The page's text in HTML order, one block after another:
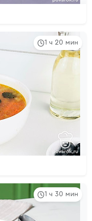
1 ч 20 мин
1 ч 30 мин